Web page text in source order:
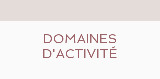
DOMAINES
D'ACTIVITÉ